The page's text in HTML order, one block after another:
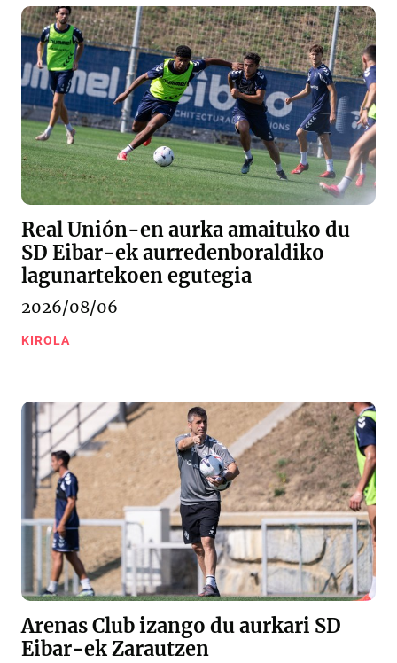
Real Unión-en aurka amaituko du
SD Eibar-ek aurredenboraldiko
lagunartekoen egutegia
2026/08/06
KIROLA
Arenas Club izango du aurkari SD
Eibar-ek Zarautzen